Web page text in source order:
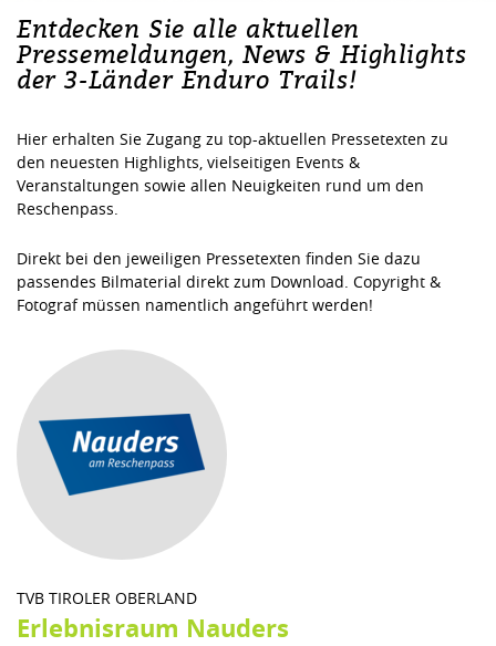
Entdecken Sie alle aktuellen
Pressemeldungen, News & Highlights
der 3-Länder Enduro Trails!
Hier erhalten Sie Zugang zu top-aktuellen Pressetexten zu
den neuesten Highlights, vielseitigen Events &
Veranstaltungen sowie allen Neuigkeiten rund um den
Reschenpass.
Direkt bei den jeweiligen Pressetexten finden Sie dazu
passendes Bilmaterial direkt zum Download. Copyright &
Fotograf müssen namentlich angeführt werden!
TVB TIROLER OBERLAND
Erlebnisraum Nauders